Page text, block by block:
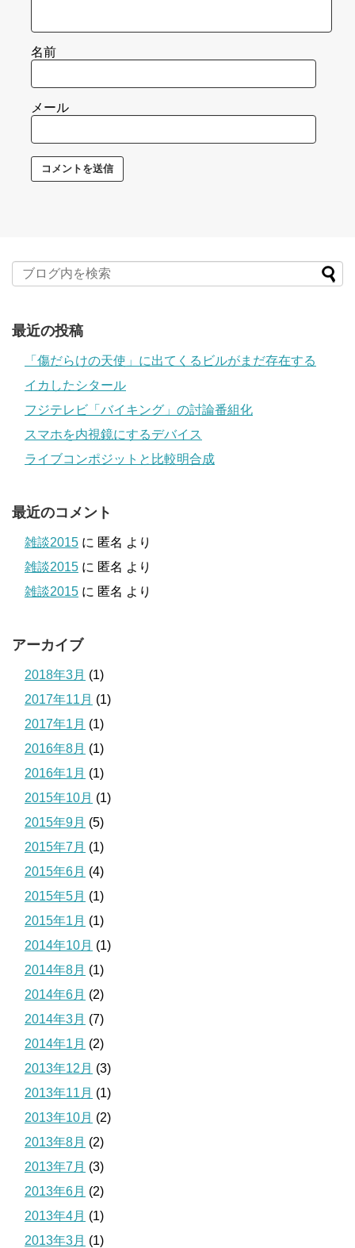
名前
メール
最近の投稿
「傷だらけの天使」に出てくるビルがまだ存在する
イカしたシタール
フジテレビ「バイキング」の討論番組化
スマホを内視鏡にするデバイス
ライブコンポジットと比較明合成
最近のコメント
雑談2015 に 匿名 より
雑談2015 に 匿名 より
雑談2015 に 匿名 より
アーカイブ
2018年3月 (1)
2017年11月 (1)
2017年1月 (1)
2016年8月 (1)
2016年1月 (1)
2015年10月 (1)
2015年9月 (5)
2015年7月 (1)
2015年6月 (4)
2015年5月 (1)
2015年1月 (1)
2014年10月 (1)
2014年8月 (1)
2014年6月 (2)
2014年3月 (7)
2014年1月 (2)
2013年12月 (3)
2013年11月 (1)
2013年10月 (2)
2013年8月 (2)
2013年7月 (3)
2013年6月 (2)
2013年4月 (1)
2013年3月 (1)